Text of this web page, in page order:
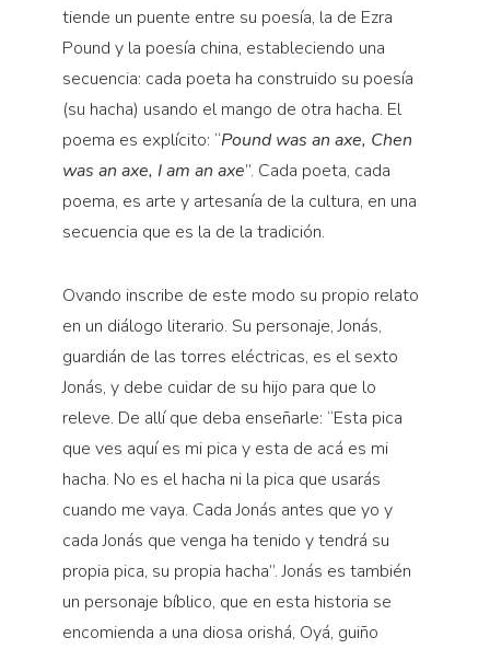
tiende un puente entre su poesía, la de Ezra
Pound y la poesía china, estableciendo una
secuencia: cada poeta ha construido su poesía
(su hacha) usando el mango de otra hacha. El
poema es explícito: “Pound was an axe, Chen
was an axe, I am an axe”. Cada poeta, cada
poema, es arte y artesanía de la cultura, en una
secuencia que es la de la tradición.
Ovando inscribe de este modo su propio relato
en un diálogo literario. Su personaje, Jonás,
guardián de las torres eléctricas, es el sexto
Jonás, y debe cuidar de su hijo para que lo
releve. De allí que deba enseñarle: “Esta pica
que ves aquí es mi pica y esta de acá es mi
hacha. No es el hacha ni la pica que usarás
cuando me vaya. Cada Jonás antes que yo y
cada Jonás que venga ha tenido y tendrá su
propia pica, su propia hacha”. Jonás es también
un personaje bíblico, que en esta historia se
encomienda a una diosa orishá, Oyá, guiño